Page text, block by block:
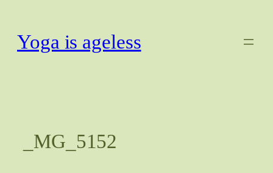
springen
Yoga is ageless
_MG_5152